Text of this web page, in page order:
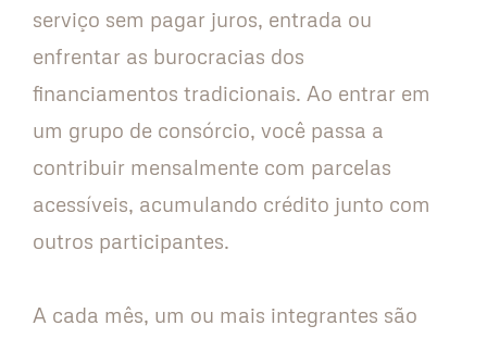
serviço sem pagar juros, entrada ou
enfrentar as burocracias dos
financiamentos tradicionais. Ao entrar em
um grupo de consórcio, você passa a
contribuir mensalmente com parcelas
acessíveis, acumulando crédito junto com
outros participantes.
A cada mês, um ou mais integrantes são